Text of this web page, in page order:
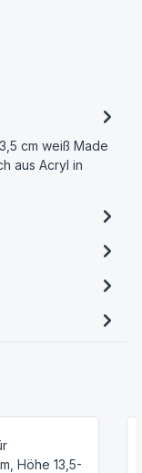
cm weiß Made
aus Acryl in